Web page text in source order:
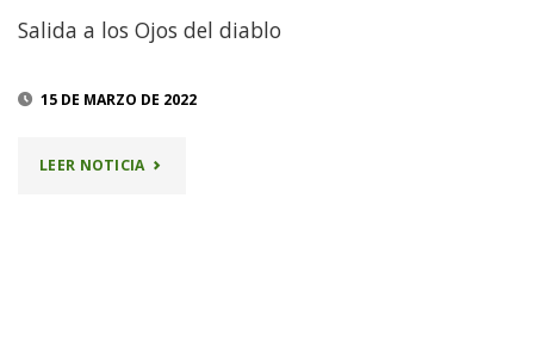
Salida a los Ojos del diablo
15 DE MARZO DE 2022
LEER NOTICIA"SALIDA